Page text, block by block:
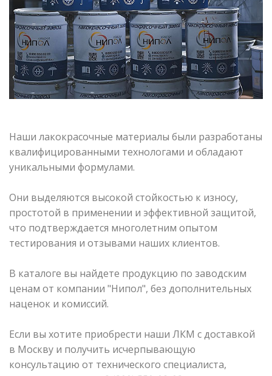
Наши лакокрасочные материалы были разработаны
квалифицированными технологами и обладают
уникальными формулами.
Они выделяются высокой стойкостью к износу,
простотой в применении и эффективной защитой,
что подтверждается многолетним опытом
тестирования и отзывами наших клиентов.
В каталоге вы найдете продукцию по заводским
ценам от компании "Нипол", без дополнительных
наценок и комиссий.
Если вы хотите приобрести наши ЛКМ с доставкой
в Москву и получить исчерпывающую
консультацию от технического специалиста,